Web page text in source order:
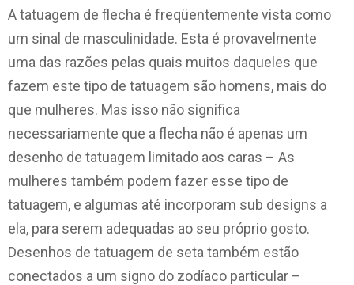
A tatuagem de flecha é freqüentemente vista como
um sinal de masculinidade. Esta é provavelmente
uma das razões pelas quais muitos daqueles que
fazem este tipo de tatuagem são homens, mais do
que mulheres. Mas isso não significa
necessariamente que a flecha não é apenas um
desenho de tatuagem limitado aos caras – As
mulheres também podem fazer esse tipo de
tatuagem, e algumas até incorporam sub designs a
ela, para serem adequadas ao seu próprio gosto.
Desenhos de tatuagem de seta também estão
conectados a um signo do zodíaco particular –